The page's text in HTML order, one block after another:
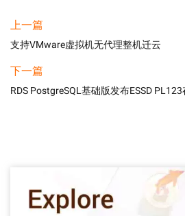
上一篇
支持VMware虚拟机无代理整机迁云
下一篇
RDS PostgreSQL基础版发布ESSD